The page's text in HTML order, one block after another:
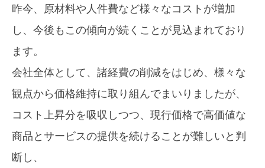
昨今、原材料や人件費など様々なコストが増加
し、今後もこの傾向が続くことが見込まれており
ます。
会社全体として、諸経費の削減をはじめ、様々な
観点から価格維持に取り組んでまいりましたが、
コスト上昇分を吸収しつつ、現行価格で高価値な
商品とサービスの提供を続けることが難しいと判
断し、